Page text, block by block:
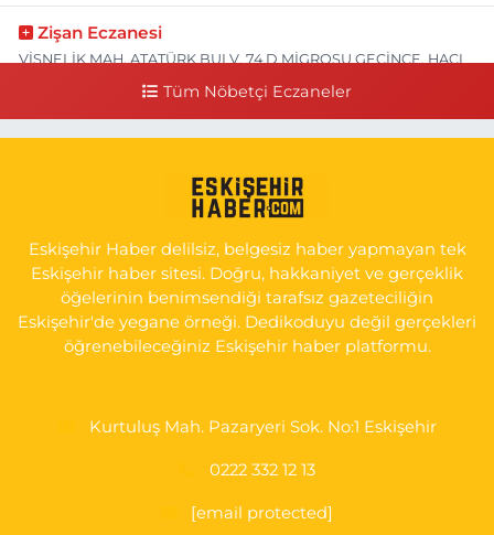
Zişan Eczanesi
VİŞNELİK MAH. ATATÜRK BULV. 74 D MİGROSU GEÇİNCE, HACI
HASANOĞLU BAKLAVACI VE PİNO YANI
0 (222) 226 60 93 Yol Tarifi Al
KIRMIZITOPRAK MAH.ERCAN SOK. NO:14 C ESKİ HAVA
HASTANESİ POLİKLİNİK KAPISI KARŞISI
Tüm Nöbetçi Eczaneler
Eskişehir Haber delilsiz, belgesiz haber yapmayan tek
Eskişehir haber sitesi. Doğru, hakkaniyet ve gerçeklik
öğelerinin benimsendiği tarafsız gazeteciliğin
Eskişehir'de yegane örneği. Dedikoduyu değil gerçekleri
öğrenebileceğiniz Eskişehir haber platformu.
Kurtuluş Mah. Pazaryeri Sok. No:1 Eskişehir
0222 332 12 13
[email protected]